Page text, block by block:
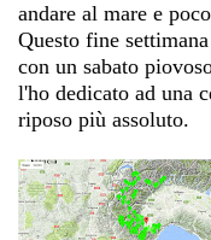
andare al mare e
Questo fine
con un sabato
l'ho dedicato ad una
riposo più assoluto.